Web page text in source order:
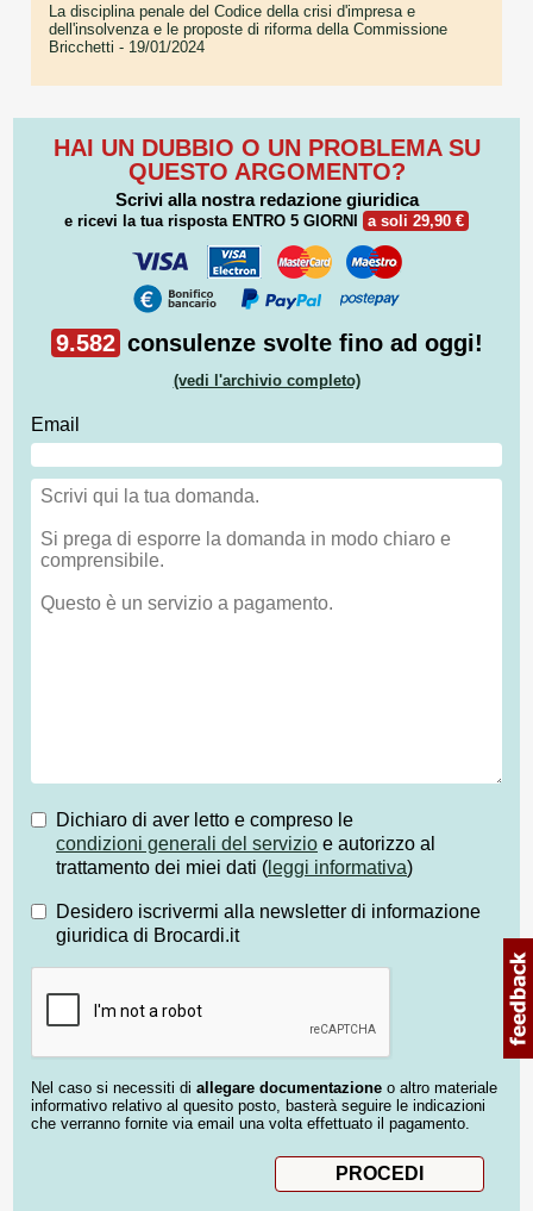
La disciplina penale del Codice della crisi d'impresa e
dell'insolvenza e le proposte di riforma della Commissione
Bricchetti - 19/01/2024
HAI UN DUBBIO O UN PROBLEMA SU
QUESTO ARGOMENTO?
Scrivi alla nostra redazione giuridica
e ricevi la tua risposta ENTRO 5 GIORNI a soli 29,90 €
9.582 consulenze svolte fino ad oggi!
(vedi l'archivio completo)
Email
Dichiaro di aver letto e compreso le
condizioni generali del servizio e autorizzo al
trattamento dei miei dati ( leggi informativa)
Desidero iscrivermi alla newsletter di informazione
giuridica di Brocardi.it
Nel caso si necessiti di allegare documentazione o altro materiale
informativo relativo al quesito posto, basterà seguire le indicazioni
che verranno fornite via email una volta effettuato il pagamento.